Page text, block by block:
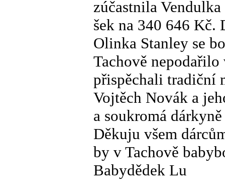
zúčastnila
šek na 340 646 Kč.
Olinka Stanley se
Tachově
přispěchali tradiční
Vojtěch Novák a
a soukromá
Děkuju všem
by v Tachově
Babydědek Lu